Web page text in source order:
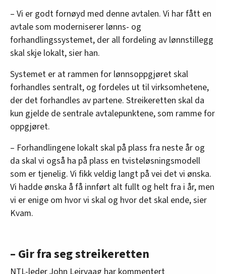
– Vi er godt fornøyd med denne avtalen. Vi har fått en
avtale som moderniserer lønns- og
forhandlingssystemet, der all fordeling av lønnstillegg
skal skje lokalt, sier han.
Systemet er at rammen for lønnsoppgjøret skal
forhandles sentralt, og fordeles ut til virksomhetene,
der det forhandles av partene. Streikeretten skal da
kun gjelde de sentrale avtalepunktene, som ramme for
oppgjøret.
– Forhandlingene lokalt skal på plass fra neste år og
da skal vi også ha på plass en tvisteløsningsmodell
som er tjenelig. Vi fikk veldig langt på vei det vi ønska.
Vi hadde ønska å få innført alt fullt og helt fra i år, men
vi er enige om hvor vi skal og hvor det skal ende, sier
Kvam.
– Gir fra seg streikeretten